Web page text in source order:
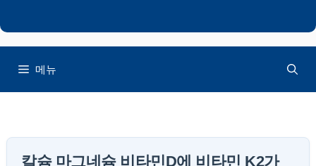
뛰
메뉴
칼슘 마그네슘 비타민D에 비타민 K2가